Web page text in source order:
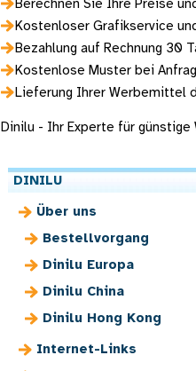
Berechnen Sie Ihre Preise
Kostenloser Grafikservice
Bezahlung auf Rechnung 30
Kostenlose Muster bei
Lieferung Ihrer Werbemittel
Dinilu - Ihr Experte für günstige
DINILU
Über uns
Bestellvorgang
Dinilu Europa
Dinilu China
Dinilu Hong Kong
Internet-Links